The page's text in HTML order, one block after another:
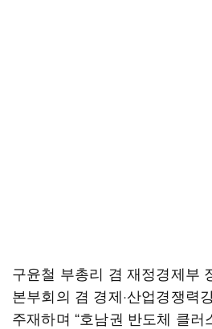
구윤철 부총리 겸 재정경제부
본부회의 겸 경제·산업경쟁력
주재하며 “호남권 반도체 클러